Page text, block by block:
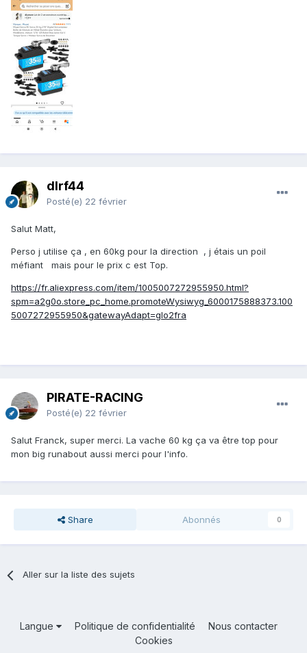
dlrf44
Posté(e) 22 février
Salut Matt,
Perso j utilise ça , en 60kg pour la direction , j étais un poil
méfiant mais pour le prix c est Top.
https://fr.aliexpress.com/item/1005007272955950.html?
spm=a2g0o.store_pc_home.promoteWysiwyg_6000175888373.100
5007272955950&gatewayAdapt=glo2fra
PIRATE-RACING
Posté(e) 22 février
Salut Franck, super merci. La vache 60 kg ça va être top pour
mon big runabout aussi merci pour l'info.
Share Abonnés 0
Aller sur la liste des sujets
Langue Politique de confidentialité
Nous contacter
Cookies